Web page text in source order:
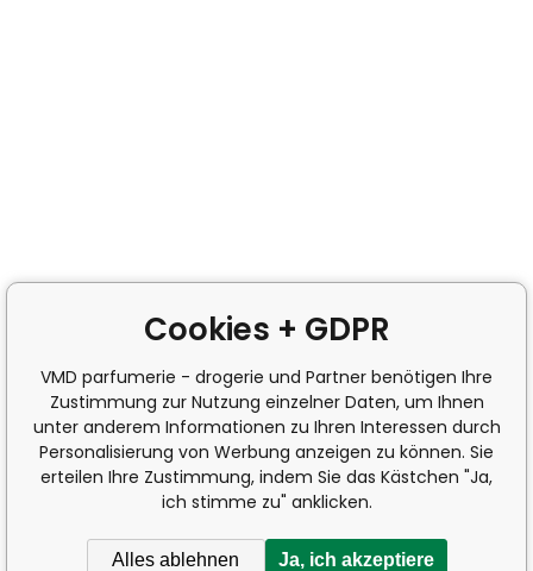
Cookies + GDPR
VMD parfumerie - drogerie und Partner benötigen Ihre
Zustimmung zur Nutzung einzelner Daten, um Ihnen
unter anderem Informationen zu Ihren Interessen durch
Personalisierung von Werbung anzeigen zu können. Sie
erteilen Ihre Zustimmung, indem Sie das Kästchen "Ja,
ich stimme zu" anklicken.
Alles ablehnen Ja, ich akzeptiere